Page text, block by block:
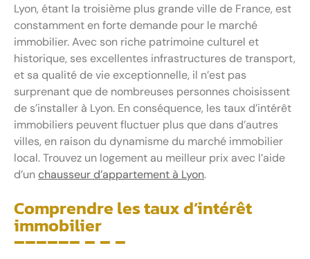
Lyon, étant la troisième plus grande ville de France, est
constamment en forte demande pour le marché
immobilier. Avec son riche patrimoine culturel et
historique, ses excellentes infrastructures de transport,
et sa qualité de vie exceptionnelle, il n’est pas
surprenant que de nombreuses personnes choisissent
de s’installer à Lyon. En conséquence, les taux d’intérêt
immobiliers peuvent fluctuer plus que dans d’autres
villes, en raison du dynamisme du marché immobilier
local. Trouvez un logement au meilleur prix avec l’aide
d’unchausseur d’appartement à Lyon.
Comprendre les taux d’intérêt
immobilier